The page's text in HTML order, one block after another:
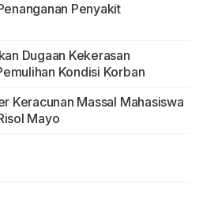
Penyakit
Dugaan Kekerasan
Kondisi Korban
Keracunan Massal Mahasiswa
Mayo